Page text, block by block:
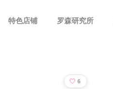
特色店铺 罗森研究所
🤍 6